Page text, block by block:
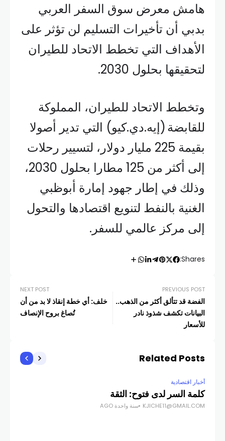
هامش معرض سوق السفر العربي
بدبي أن تأخيرات التسليم لن تؤثر على
الأهداف التي تخطط الاتحاد للطيران
لتحقيقها بحلول 2030.
وتخطط الاتحاد للطيران، المملوكة
للقابضة (إيه.دي.كيو) التي تدير أصولا
بقيمة 225 مليار دولار، لتسيير رحلات
إلى أكثر من 125 مطارا بحلول 2030،
وذلك في إطار جهود إمارة أبوظبي
الغنية بالنفط لتنويع اقتصادها والتحول
إلى مركز عالمي للسفر.
Shares:
PREVIOUS POST
الفضة قد تتألق أكثر من الذهب..
البيانات تكشف شذوذ نادر
للأسعار
NEXT POST
خلف: أي خطة إنقاذ لا بد من أن
تُصاغ بروح الإنصاف
Related Posts
أخبار اقتصادية
كلمة السر لدى فتوح: الثقة
KJICHE11@GMAIL.COM سنة واحدة AGO